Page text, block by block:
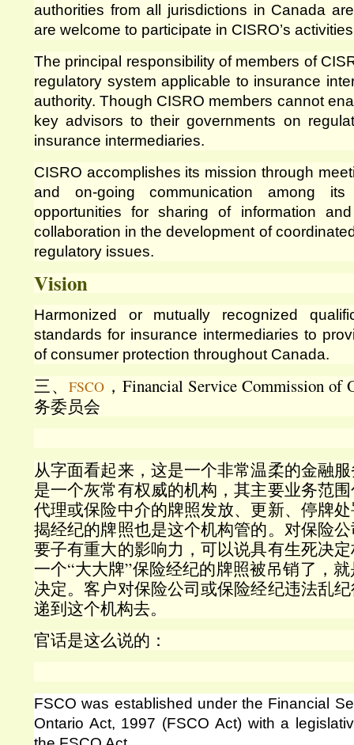
authorities from all jurisdictions in Canada
are welcome to participate in CISRO’s
The principal responsibility of members of
regulatory system applicable to insurance
authority. Though CISRO members cannot
key advisors to their governments on
insurance intermediaries.
CISRO accomplishes its mission through
and on-going communication among its
opportunities for sharing of information
collaboration in the development of
regulatory issues.
Vision
Harmonized or mutually recognized
standards for insurance intermediaries to
of consumer protection throughout Canada.
三、 FSCO ，Financial Service Commission
务委员会
从字面看起来，这是一个非常温柔的金融
是一个灰常有权威的机构，其主要业务范
代理或保险中介的牌照发放、更新、停牌
揭经纪的牌照也是这个机构管的。对保险
要子有重大的影响力，可以说具有生死决
一个“大大牌”保险经纪的牌照被吊销了，
决定。客户对保险公司或保险经纪违法乱
递到这个机构去。
官话是这么说的：
FSCO was established under the Financial
Ontario Act, 1997 (FSCO Act) with a